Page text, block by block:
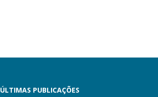
ÚLTIMAS PUBLICAÇÕES